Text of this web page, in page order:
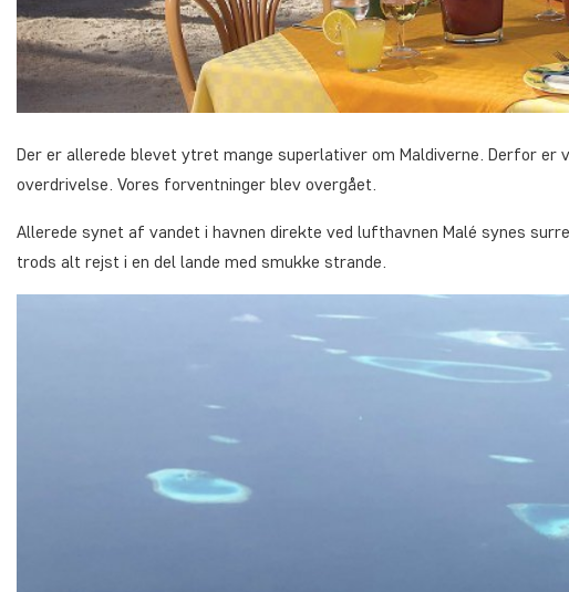
Der er allerede blevet ytret mange superlativer om Maldiverne. Derfor er
overdrivelse. Vores forventninger blev overgået.
Allerede synet af vandet i havnen direkte ved lufthavnen Malé synes
trods alt rejst i en del lande med smukke strande.